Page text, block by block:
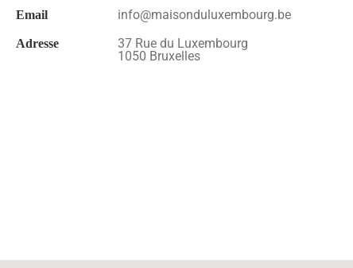
Email info@maisonduluxembourg.be
Adresse
37 Rue du Luxembourg
1050 Bruxelles